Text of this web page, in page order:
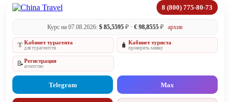
8 (800) 775-80-73
Курс на 07.08.2026: $ 85,5595 ₽ · € 98,8555 ₽ архив
👔Кабинет турагента
для турагентств 🧳 Кабинет туриста
проверить заявку
📝Регистрация
агентство
Telegram Max